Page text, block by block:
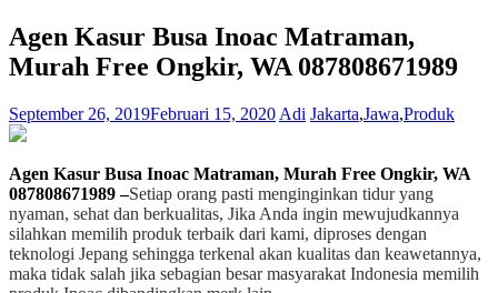
Agen Kasur Busa Inoac Matraman,
Murah Free Ongkir, WA 087808671989
September 26, 2019Februari 15, 2020 Adi Jakarta,Jawa,Produk
Agen Kasur Busa Inoac Matraman, Murah Free Ongkir, WA
087808671989 –Setiap orang pasti menginginkan tidur yang
nyaman, sehat dan berkualitas, Jika Anda ingin mewujudkannya
silahkan memilih produk terbaik dari kami, diproses dengan
teknologi Jepang sehingga terkenal akan kualitas dan keawetannya,
maka tidak salah jika sebagian besar masyarakat Indonesia memilih